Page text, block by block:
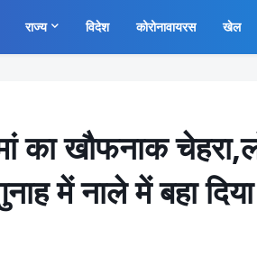
राज्य विदेश कोरोनावायरस खेल
का खौफनाक
में नाले में बहा